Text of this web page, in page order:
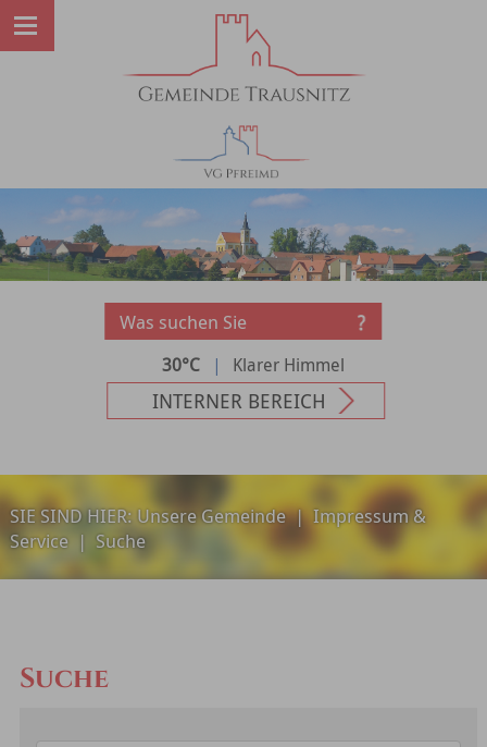
30°C | Klarer Himmel
INTERNER BEREICH
SIE SIND HIER:Unsere Gemeinde|Impressum &
Service | Suche
Suche